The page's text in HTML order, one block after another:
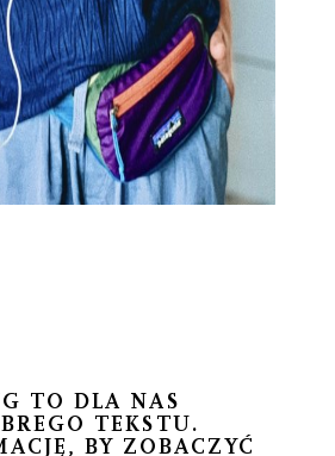
TO DLA NAS
TEKSTU.
BY ZOBACZYĆ